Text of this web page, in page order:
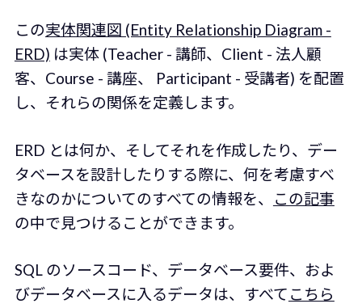
この実体関連図 (Entity Relationship Diagram -
ERD) は実体 (Teacher - 講師、Client - 法人顧
客、Course - 講座、 Participant - 受講者) を配置
し、それらの関係を定義します。
ERD とは何か、そしてそれを作成したり、デー
タベースを設計したりする際に、何を考慮すべ
きなのかについてのすべての情報を、
この記事
の中で見つけることができます。
SQL のソースコード、データベース要件、およ
びデータベースに入るデータは、すべて こちら